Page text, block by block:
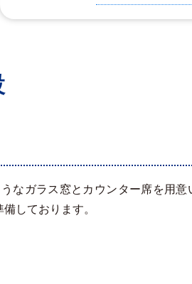
なガラス窓とカウンター席を用意
しております。